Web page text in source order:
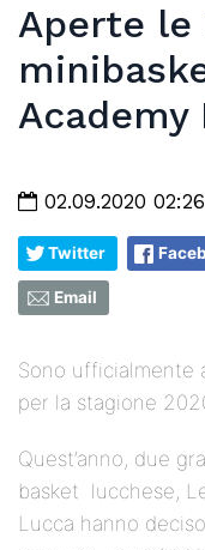
Aperte
Academy
02.09.2020 02:26
Twitter
Email
Sono ufficialmente
per la stagione
Quest’anno, due
basket lucchese,
Lucca hanno